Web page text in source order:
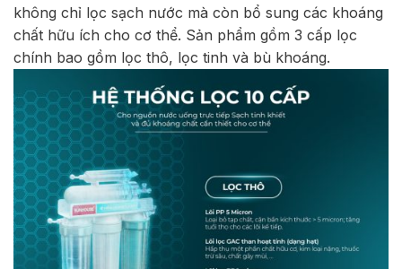
không chỉ lọc sạch nước mà còn bổ sung các khoáng
chất hữu ích cho cơ thể. Sản phẩm gồm 3 cấp lọc
chính bao gồm lọc thô, lọc tinh và bù khoáng.